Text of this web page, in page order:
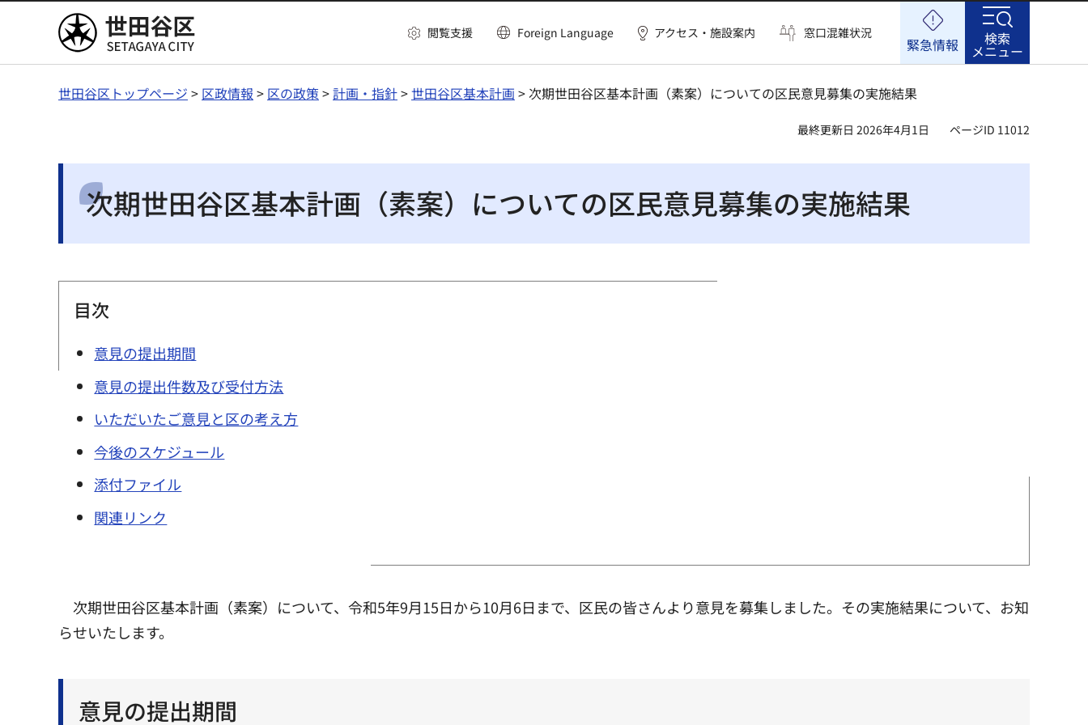
世田谷区 閲覧支援 Foreign Language アクセス・施設案内 窓口混雑状況
緊急情報 検索
メニュー
世田谷区トップページ > 区政情報 > 区の政策>計画・指針>世田谷区基本計画 > 次期世田谷区基本計画（素案）についての区民意見募集の実施結果
最終更新日 2026年4月1日 ページID 11012
次期世田谷区基本計画（素案）についての区民意見募集の実施結果
目次
意見の提出期間
意見の提出件数及び受付方法
いただいたご意見と区の考え方
今後のスケジュール
添付ファイル
関連リンク
次期世田谷区基本計画（素案）について、令和5年9月15日から10月6日まで、区民の皆さんより意見を募集しました。その実施結果について、お知
らせいたします。
意見の提出期間